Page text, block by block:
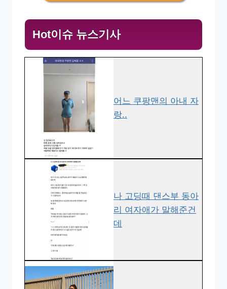
Hot이슈 뉴스기사
어느 쿠팡맨의 아내 자
랑..
나 고딩때 댄스부 동아
리 여자애가 말해준건
데